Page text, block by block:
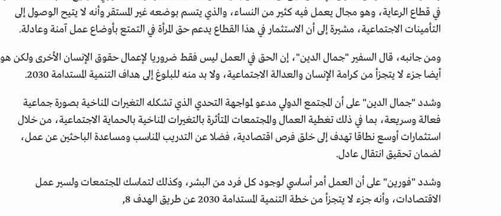
في قطاع الرعاية، وهو مجال يعمل فيه كثير من النساء، والذي يتسم بوضعه غير المستقر وأنه لا يتيح الوصول إلى
التأمينات الاجتماعية، مشيرة إلى أن الاستثمار في هذا القطاع يدعم حق المرأة في التمتع بأوضاع عمل آمنة وعادلة.
ومن جانبه، قال السفير "جمال الدين"، إن الحق في العمل ليس فقط ضروريا لإعمال حقوق الإنسان الأخرى ولكن هو
أيضا جزء لا يتجزأ من كرامة الإنسان والعدالة الاجتماعية، ولا بد منه للبلوغ إلى هداف التنمية المستدامة 2030.
وشدد "جمال الدين" على أن المجتمع الدولي مدعو لمواجهة التحدي الذي تشكله التغيرات المناخية بصورة جماعية
فعالة وسريعة، بما في ذلك تغطية العمال والمجتمعات المتأثرة بالتغيرات المناخية بالحماية الاجتماعية، من خلال
استثمارات أوسع نطاقا تهدف إلى خلق فرص اقتصادية، فضلا عن التدريب المناسب ومساعدة الباحثين عن عمل،
لضمان تحقيق انتقال عادل.
وشدد "فورين" على أن العمل أمر أساسي لوجود كل فرد من البشر، وكذلك لتماسك المجتمعات ولسير عمل
الاقتصادات، وأنه جزء لا يتجزأ من خطة التنمية المستدامة 2030 عن طريق الهدف 8,